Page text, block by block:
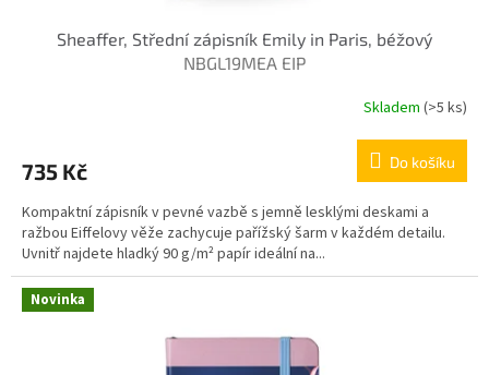
Sheaffer, Střední zápisník Emily in Paris, béžový
NBGL19MEA EIP
Skladem (>5 ks)
735 Kč Do košíku
Kompaktní zápisník v pevné vazbě s jemně lesklými deskami a
ražbou Eiffelovy věže zachycuje pařížský šarm v každém detailu.
Uvnitř najdete hladký 90 g/m² papír ideální na...
Novinka